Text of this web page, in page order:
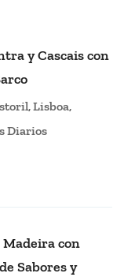
y Cascais con
,Lisboa,
Diarios
con
Sabores y